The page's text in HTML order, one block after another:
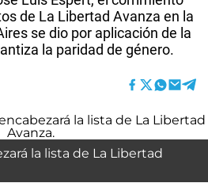
de La Libertad Avanza en la
se dio por aplicación de la
la paridad de género.
la lista de La Libertad